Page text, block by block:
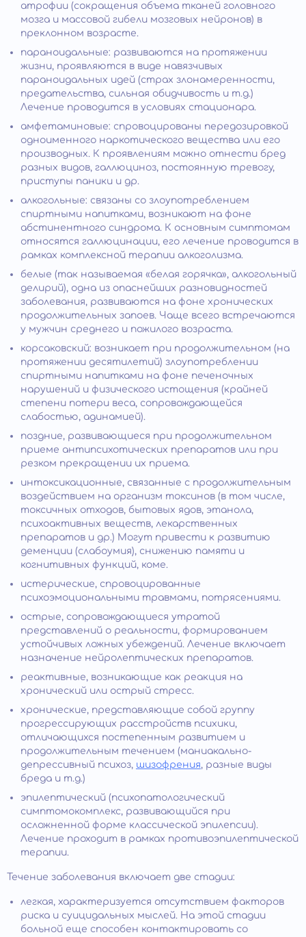
атрофии (сокращения объема тканей головного
мозга и массовой гибели мозговых нейронов) в
преклонном возрасте.
параноидальные: развиваются на протяжении
жизни, проявляются в виде навязчивых
параноидальных идей (страх злонамеренности,
предательства, сильная обидчивость и т.д.)
Лечение проводится в условиях стационара.
амфетаминовые: спровоцированы передозировкой
одноименного наркотического вещества или его
производных. К проявлениям можно отнести бред
разных видов, галлюциноз, постоянную тревогу,
приступы паники и др.
алкогольные: связаны со злоупотреблением
спиртными напитками, возникают на фоне
абстинентного синдрома. К основным симптомам
относятся галлюцинации, его лечение проводится в
рамках комплексной терапии алкоголизма.
белые (так называемая «белая горячка», алкогольный
делирий), одна из опаснейших разновидностей
заболевания, развиваются на фоне хронических
продолжительных запоев. Чаще всего встречаются
у мужчин среднего и пожилого возраста.
корсаковский: возникает при продолжительном (на
протяжении десятилетий) злоупотреблении
спиртными напитками на фоне печеночных
нарушений и физического истощения (крайней
степени потери веса, сопровождающейся
слабостью, адинамией).
поздние, развивающиеся при продолжительном
приеме антипсихотических препаратов или при
резком прекращении их приема.
интоксикационные, связанные с продолжительным
воздействием на организм токсинов (в том числе,
токсичных отходов, бытовых ядов, этанола,
психоактивных веществ, лекарственных
препаратов и др.) Могут привести к развитию
деменции (слабоумия), снижению памяти и
когнитивных функций, коме.
истерические, спровоцированные
психоэмоциональными травмами, потрясениями.
острые, сопровождающиеся утратой
представлений о реальности, формированием
устойчивых ложных убеждений. Лечение включает
назначение нейролептических препаратов.
реактивные, возникающие как реакция на
хронический или острый стресс.
хронические, представляющие собой группу
прогрессирующих расстройств психики,
отличающихся постепенным развитием и
продолжительным течением (маниакально-
депрессивный психоз, шизофрения, разные виды
бреда и т.д.)
эпилептический (психопатологический
симптомокомплекс, развивающийся при
осложненной форме классической эпилепсии).
Лечение проходит в рамках противоэпилептической
терапии.
Течение заболевания включает две стадии:
легкая, характеризуется отсутствием факторов
риска и суицидальных мыслей. На этой стадии
больной еще способен контактировать со